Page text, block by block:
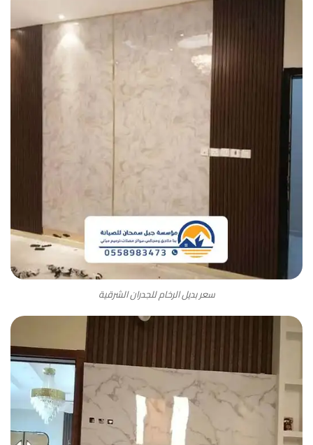
سعر بديل الرخام للجدران الشرقية